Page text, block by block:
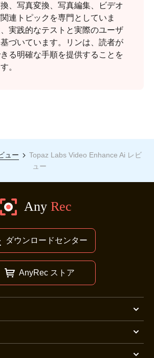
、写真変換、写真編集、ビデオ
連トピックを専門としていま
実践的なテストと実際のユーザ
づいています。リンは、読者が
る明確な手順を提供することを
。
ュー
Topaz Labs Video Enhance Ai レビ
ュー
ダウンロードセンター
AnyRec ストア